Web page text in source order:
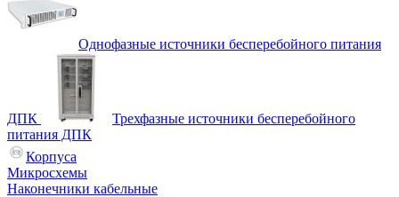
Однофазные источники бесперебойного питания
ДПК
Трехфазные источники бесперебойного
питания ДПК
Корпуса
Микросхемы
Наконечники кабельные